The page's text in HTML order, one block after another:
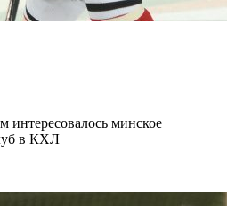
интересовалось минское
в КХЛ